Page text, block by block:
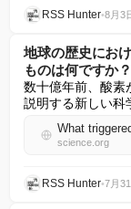
RSS Hunter•8月3
地球の歴史にお
ものは何ですか？
数十億年前、酸素
説明する新しい科
science.org
RSS Hunter•7月